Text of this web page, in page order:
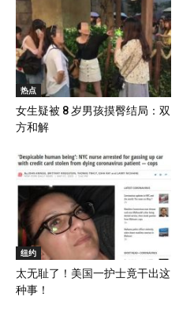
热点
女生疑被 8 岁男孩摸臀结局：双
方和解
纽约
太无耻了！美国一护士竟干出这
种事！